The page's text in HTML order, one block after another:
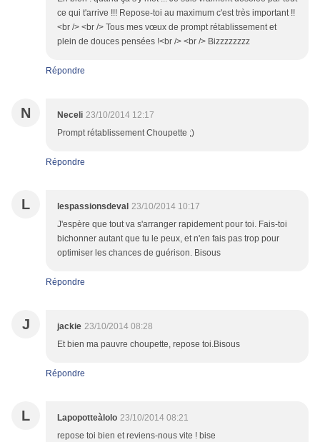
ce qui t'arrive !!! Repose-toi au maximum c'est très important !!
<br /> <br /> Tous mes vœux de prompt rétablissement et
plein de douces pensées !<br /> <br /> Bizzzzzzzz
Répondre
N Neceli 23/10/2014 12:17
Prompt rétablissement Choupette ;)
Répondre
L lespassionsdeval 23/10/2014 10:17
J'espère que tout va s'arranger rapidement pour toi. Fais-toi
bichonner autant que tu le peux, et n'en fais pas trop pour
optimiser les chances de guérison. Bisous
Répondre
J jackie 23/10/2014 08:28
Et bien ma pauvre choupette, repose toi.Bisous
Répondre
L Lapopotteàlolo 23/10/2014 08:21
repose toi bien et reviens-nous vite ! bise